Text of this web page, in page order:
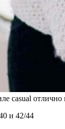
casual отлично
и 42/44